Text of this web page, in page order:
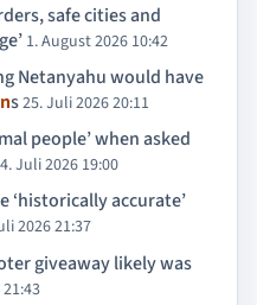
safe cities and
1. August 2026 10:42
Netanyahu would have
s25. Juli 2026 20:11
people’ when asked
Juli 2026 19:00
‘historically accurate’
2026 21:37
giveaway likely was